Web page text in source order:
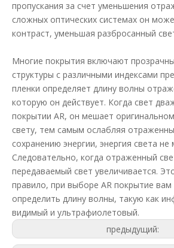
пропускания за счет уменьшения
сложных оптических системах он
контраст, уменьшая разбросанный
Многие покрытия включают
структуры с различными индексами
пленки определяет длину волны
которую он действует. Когда свет
покрытии AR, он мешает
свету, тем самым ослабляя
сохранению энергии, энергия света не
Следовательно, когда отраженный
передаваемый свет увеличивается.
правило, при выборе AR покрытие
определить длину волны, такую ​​как
видимый и ультрафиолетовый.
предыдущий: